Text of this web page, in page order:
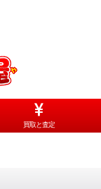
買取と査定